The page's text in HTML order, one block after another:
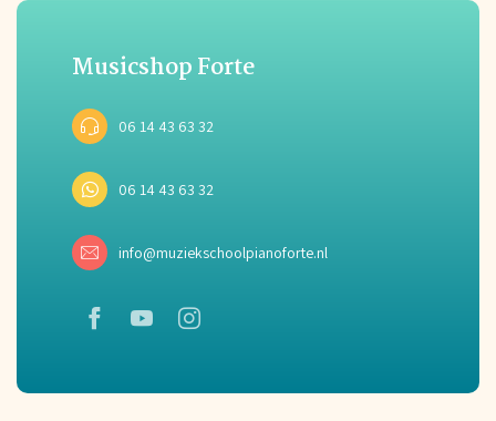
Musicshop Forte
06 14 43 63 32
06 14 43 63 32
info@muziekschoolpianoforte.nl